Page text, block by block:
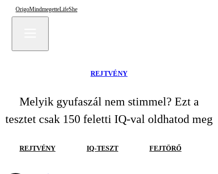
OrigoMindmegetteLifeShe
REJTVÉNY
Melyik gyufaszál nem stimmel? Ezt a
tesztet csak 150 feletti IQ-val oldhatod meg
REJTVÉNY IQ-TESZT FEJTÖRŐ